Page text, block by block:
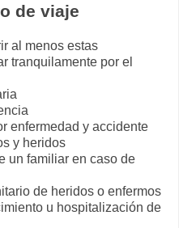
de viaje
al menos estas
tranquilamente por el
enfermedad y accidente
y heridos
un familiar en caso de
de heridos o enfermos
u hospitalización de